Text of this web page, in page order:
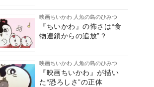
映画ちいかわ 人魚の島のひみつ
『ちいかわ』の怖さは“食
物連鎖からの追放”？
映画ちいかわ 人魚の島のひみつ
『映画ちいかわ』が描い
た“恐ろしさ”の正体